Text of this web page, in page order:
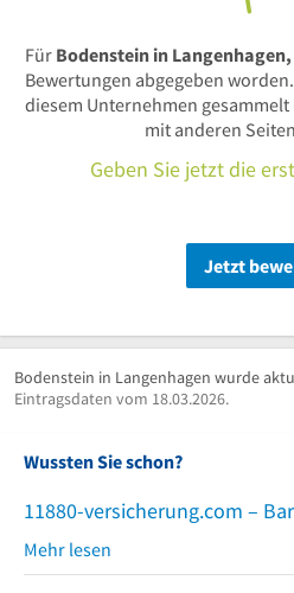
Für Bodenstein in
Bewertungen abgegeben
diesem Unternehmen
mit anderen
Geben Sie jetzt die
Jetzt
Bodenstein in Langenhagen wurde
Eintragsdaten vom 18.03.2026.
Wussten Sie schon?
11880-versicherung.com –
Mehr lesen